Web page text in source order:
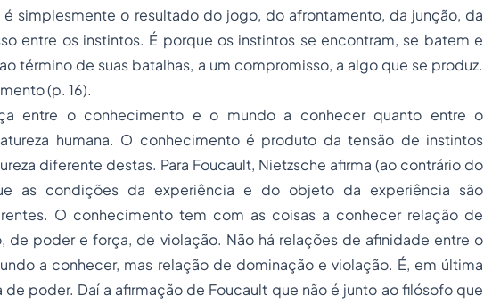
simplesmente o resultado do jogo, do afrontamento, da junção, da
entre os instintos. É porque os instintos se encontram, se batem e
término de suas batalhas, a um compromisso, a algo que se produz.
(p. 16).
entre o conhecimento e o mundo a conhecer quanto entre o
humana. O conhecimento é produto da tensão de instintos
diferente destas. Para Foucault, Nietzsche afirma (ao contrário do
as condições da experiência e do objeto da experiência são
O conhecimento tem com as coisas a conhecer relação de
de poder e força, de violação. Não há relações de afinidade entre o
a conhecer, mas relação de dominação e violação. É, em última
de poder. Daí a afirmação de Foucault que não é junto ao filósofo que